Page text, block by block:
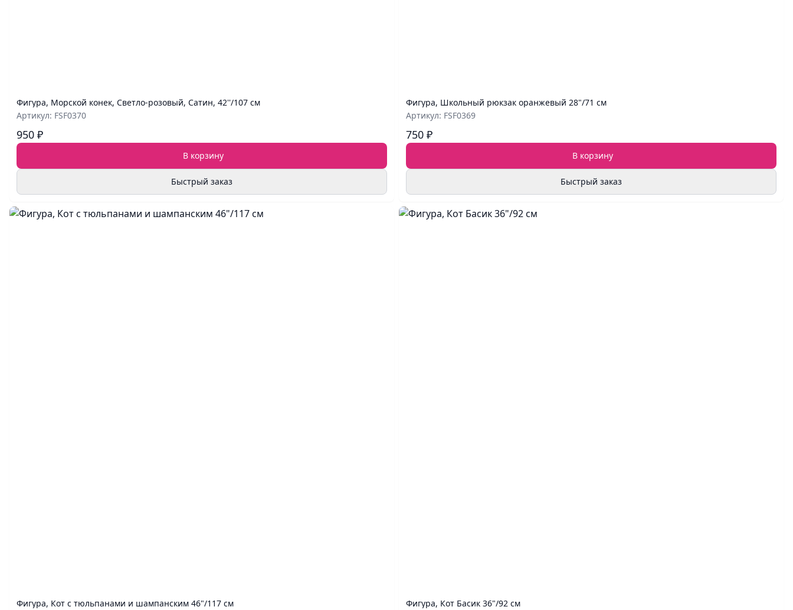
Фигура, Морской конек, Светло-розовый, Сатин, 42''/107 см
Артикул: FSF0370
950 ₽
В корзину
Быстрый заказ
Фигура, Школьный рюкзак оранжевый 28"/71 см
Артикул: FSF0369
750 ₽
В корзину
Быстрый заказ
Фигура, Кот с тюльпанами и шампанским 46"/117 см
Фигура, Кот Басик 36"/92 см